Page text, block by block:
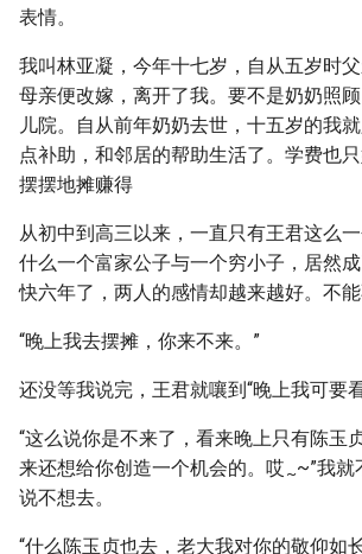
表情。
我叫林亚凝，今年十七岁，自从五岁时
母亲便改嫁，离开了我。要不是奶奶照
儿院。自从前年奶奶去世，十五岁的我
点补助，和邻居的帮助生活了。学费也
摆摆地摊赚得
从初中到高三以来，一直只有王君这么
什么一个富家公子与一个穷小子，居然成
快六年了，两人的感情却越来越好。不能
“晚上我去摆摊，你来不来。”
还没等我说完，王君就嚷到“晚上我可要
“这么说你是不来了，看来晚上只有陈玉
来还想给你创造一个机会的。哎 ~~”我就
说不想去。
“什么陈玉贞也去，老大我对你的敬仰如